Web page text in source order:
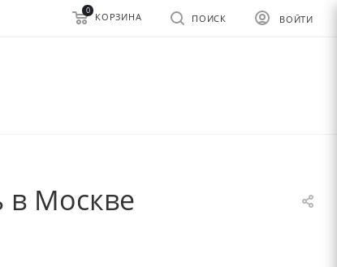
ВОЙТИ
ПОИСК
0
КОРЗИНА
в Москве